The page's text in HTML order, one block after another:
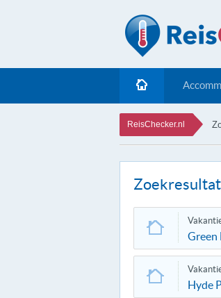
ReisChecker.nl
Green
Hyde